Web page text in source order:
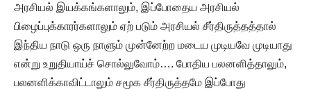
அரசியல் இயக்கங்களாலும், இப்போதைய அரசியல்
பிழைப்புக்காரர்களாலும் ஏற் படும் அரசியல் சீர்திருத்தத்தால்
இந்திய நாடு ஒரு நாளும் முன்னேற்ற மடைய முடியவே முடியாது
என்று உறுதியாய்ச் சொல்லுவோம்…. போதிய பலனளித்தாலும்,
பலனளிக்காவிட்டாலும் சமூக சீர்திருத்தமே இப்போது